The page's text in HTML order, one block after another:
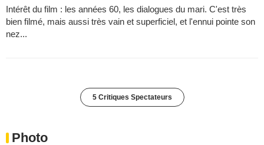
Intérêt du film : les années 60, les dialogues du mari. C'est très
bien filmé, mais aussi très vain et superficiel, et l'ennui pointe son
nez...
5 Critiques Spectateurs
Photo